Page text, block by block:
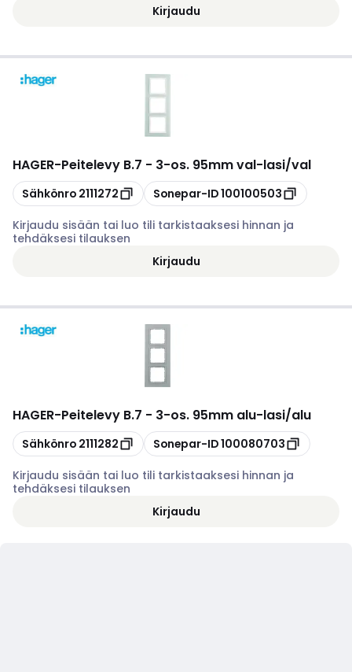
Kirjaudu
HAGER-Peitelevy B.7 - 3-os. 95mm val-lasi/val
Kopioi
Sähkönro 2111272 Kopioi
Sonepar-ID100100503
Kirjaudu sisään tai luo tili tarkistaaksesi hinnan ja
tehdäksesi tilauksen
Kirjaudu
HAGER-Peitelevy B.7 - 3-os. 95mm alu-lasi/alu
Kopioi
Sähkönro 2111282 Kopioi
Sonepar-ID100080703
Kirjaudu sisään tai luo tili tarkistaaksesi hinnan ja
tehdäksesi tilauksen
Kirjaudu